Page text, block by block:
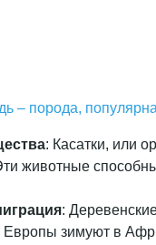
– порода,
: Касатки, или
животные
:
зимуют в